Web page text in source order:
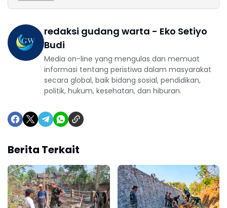
redaksi gudang warta - Eko Setiyo
Budi
Media on-line yang mengulas dan memuat
informasi tentang peristiwa dalam masyarakat
secara global, baik bidang sosial, pendidikan,
politik, hukum, kesehatan, dan hiburan.
Berita Terkait